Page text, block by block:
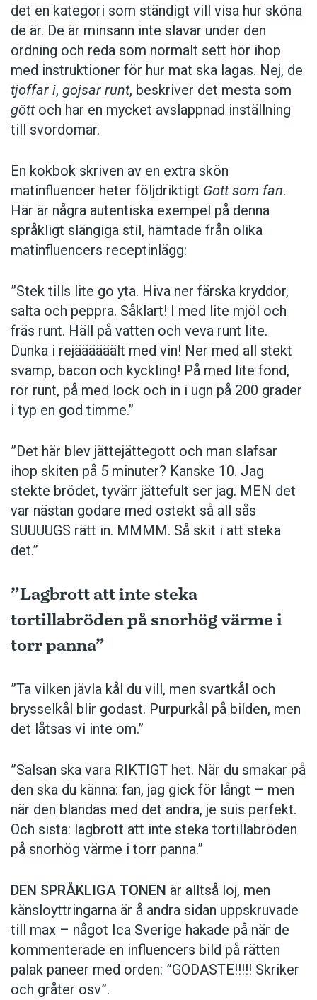
det en kategori som ständigt vill visa hur sköna
de är. De är minsann inte slavar under den
ordning och reda som normalt sett hör ihop
med instruktioner för hur mat ska lagas. Nej, de
tjoffar i, gojsar runt, beskriver det mesta som
göttoch har en mycket avslappnad inställning
till svordomar.
En kokbok ­skriven av en extra skön
matinfluencer heter följd­riktigt Gott som fan.
Här är några autentiska ­exempel på denna
språkligt slängiga stil, ­hämtade från olika
matinfluencers receptinlägg:
”Stek tills lite go yta. Hiva ner färska kryddor,
salta och peppra. Såklart! I med lite mjöl och
fräs runt. Häll på vatten och veva runt lite.
Dunka i rejäääääält med vin! Ner med all stekt
svamp, bacon och kyckling! På med lite fond,
rör runt, på med lock och in i ugn på 200 grader
i typ en god timme.”
”Det här blev jättejättegott och man slafsar
ihop skiten på 5 minuter? Kanske 10. Jag
stekte brödet, tyvärr jättefult ser jag. MEN det
var nästan godare med ostekt så all sås
SUUUUGS rätt in. MMMM. Så skit i att steka
det.”
”Lagbrott att inte steka
tortillabröden på snorhög värme i
torr panna”
”Ta vilken jävla kål du vill, men svartkål och
brysselkål blir ­godast. ­Purpurkål på bilden, men
det låtsas vi inte om.”
”Salsan ska vara ­RIKTIGT het. När du smakar på
den ska du känna: fan, jag gick för långt – men
när den blandas med det andra, je suis perfekt.
Och sista: lagbrott att inte steka tortillabröden
på snorhög värme i torr panna.”
DEN SPRÅKLIGA TONEN är alltså loj, men
känsloyttringarna är å andra sidan uppskruvade
till max – något Ica Sverige hakade på när de
kommen­terade en influencers bild på rätten
palak paneer med orden: ­”GODASTE!!!!! Skriker
och gråter osv”.